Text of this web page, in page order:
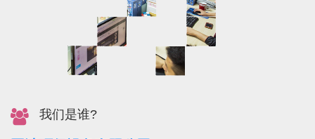
我们是谁?